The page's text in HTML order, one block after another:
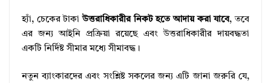
হ্যাঁ, চেকের টাকাউত্তরাধিকারীর নিকট হতে আদায় করা যাবে, তবে
এর জন্য আইনি প্রক্রিয়া রয়েছে এবং উত্তরাধিকারীর দায়বদ্ধতা
একটি নির্দিষ্ট সীমার মধ্যে সীমাবদ্ধ।
নতুন ব্যাংকারদের এবং সংশ্লিষ্ট সকলের জন্য এটি জানা জরুরি যে,